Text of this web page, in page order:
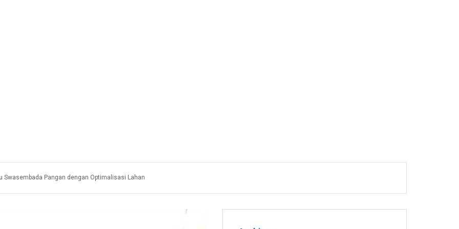
Swasembada Pangan dengan Optimalisasi Lahan